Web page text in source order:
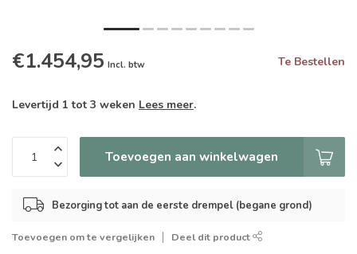
€1.454,95 Incl. btw Te Bestellen
Levertijd 1 tot 3 weken Lees meer.
Toevoegen aan winkelwagen
Bezorging tot aan de eerste drempel (begane grond)
Toevoegen om te vergelijken Deel dit product